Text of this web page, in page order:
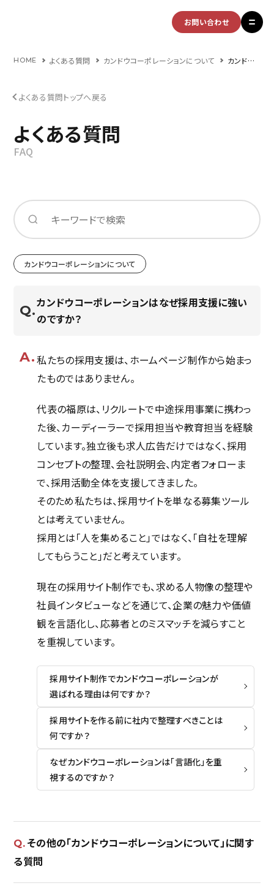
お問い合わせ
HOME よくある質問 カンドウコーポレーションについて カンドウコーポレーションはなぜ採用支援に強いのですか？
よくある質問トップへ戻る
よくある質問
FAQ
カンドウコーポレーションについて
カンドウコーポレーションはなぜ採用支援に強い
のですか？
私たちの採用支援は、ホームページ制作から始まっ
たものではありません。
代表の福原は、リクルートで中途採用事業に携わっ
た後、カーディーラーで採用担当や教育担当を経験
しています。独立後も求人広告だけではなく、採用
コンセプトの整理、会社説明会、内定者フォローま
で、採用活動全体を支援してきました。
そのため私たちは、採用サイトを単なる募集ツール
とは考えていません。
採用とは「人を集めること」ではなく、「自社を理解
してもらうこと」だと考えています。
現在の採用サイト制作でも、求める人物像の整理や
社員インタビューなどを通じて、企業の魅力や価値
観を言語化し、応募者とのミスマッチを減らすこと
を重視しています。
採用サイト制作でカンドウコーポレーションが
選ばれる理由は何ですか？
採用サイトを作る前に社内で整理すべきことは
何ですか？
なぜカンドウコーポレーションは「言語化」を重
視するのですか？
その他の「カンドウコーポレーションについて」に関す
る質問
サービス
採用サイト完全ガイド
制作実績
会社概要
カンドウスタイル
アクセス
メンバー